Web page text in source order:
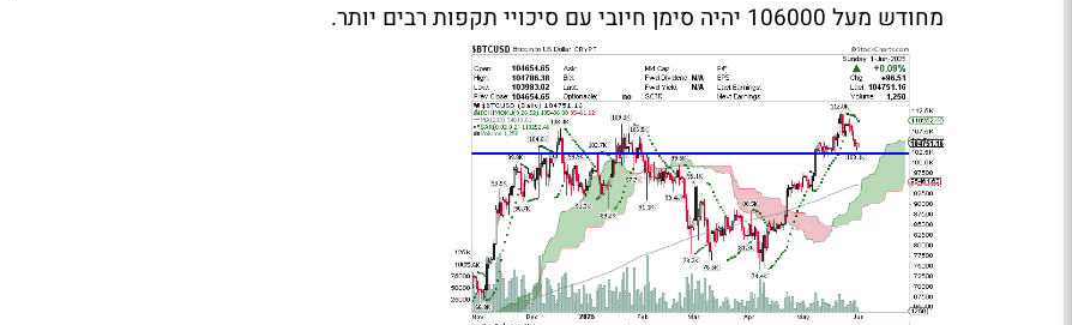
מחודש מעל 106000 יהיה סימן חיובי עם סיכויי תקפות רבים יותר.